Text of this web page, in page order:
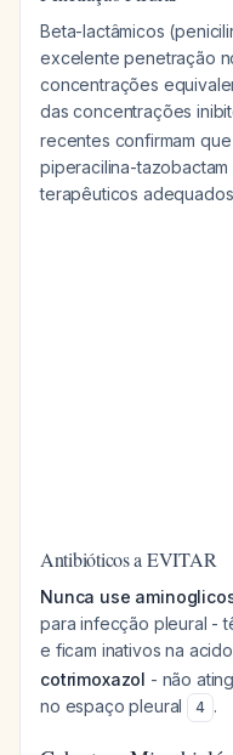
Beta-lactâmicos
excelente penetração
concentrações
das concentrações
recentes confirmam
piperacilina-tazobactam
terapêuticos
Antibióticos a EVITAR
Nunca use
para infecção pleural -
e ficam inativos na
cotrimoxazol - não
no espaço pleural
4 .